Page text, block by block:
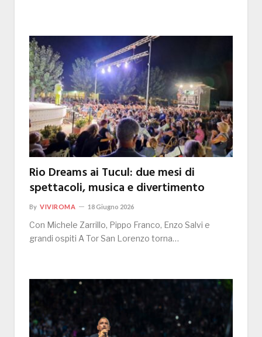
Rio Dreams ai Tucul: due mesi di
spettacoli, musica e divertimento
By VIVIROMA 18 Giugno 2026
Con Michele Zarrillo, Pippo Franco, Enzo Salvi e
grandi ospiti A Tor San Lorenzo torna…